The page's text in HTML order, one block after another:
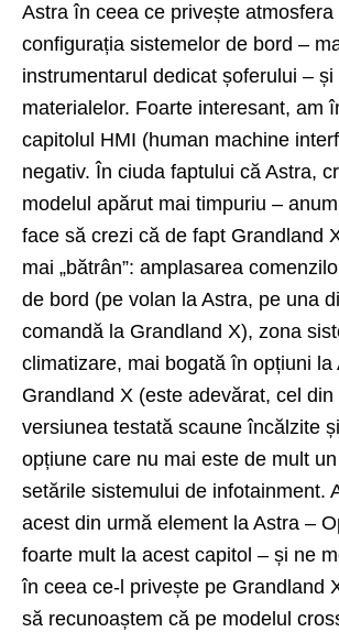
Astra în ceea ce privește atmosfera
configurația sistemelor de bord –
instrumentarul dedicat șoferului – și
materialelor. Foarte interesant, am
capitolul HMI (human machine
negativ. În ciuda faptului că Astra,
modelul apărut mai timpuriu –
face să crezi că de fapt Grandland
mai „bătrân”: amplasarea
de bord (pe volan la Astra, pe una
comandă la Grandland X), zona
climatizare, mai bogată în opțiuni la
Grandland X (este adevărat, cel
versiunea testată scaune încălzite
opțiune care nu mai este de mult
setările sistemului de infotainment.
acest din urmă element la Astra –
foarte mult la acest capitol – și ne
în ceea ce-l privește pe Grandland
să recunoaștem că pe modelul